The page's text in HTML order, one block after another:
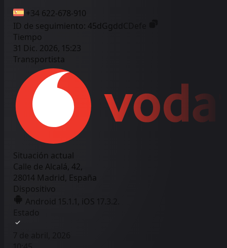
+34 622-678-910
ID de seguimiento: 45dGgddCDefe
Tiempo
31 Dic. 2026, 15:23
Transportista
Situación actual
Calle de Alcalá, 42,
28014 Madrid, España
Dispositivo
Android 15.1.1, iOS 17.3.2.
Estado